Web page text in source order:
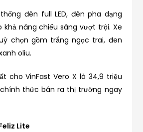
đèn full LED, đèn pha dạng
khả năng chiếu sáng vượt trội. Xe
chọn gồm trắng ngọc trai, đen
oliu.
cho VinFast Vero X là 34,9 triệu
thức bán ra thị trường ngay
Lite